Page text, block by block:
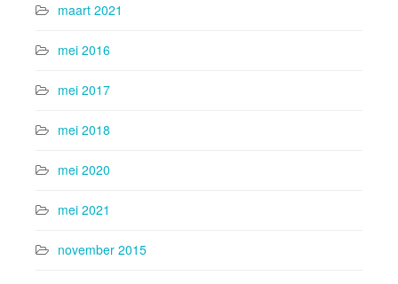
maart 2021
mei 2016
mei 2017
mei 2018
mei 2020
mei 2021
november 2015